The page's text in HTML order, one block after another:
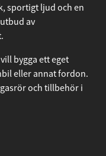
sportigt ljud och en
av
bygga ett eget
eller annat fordon.
och tillbehör i